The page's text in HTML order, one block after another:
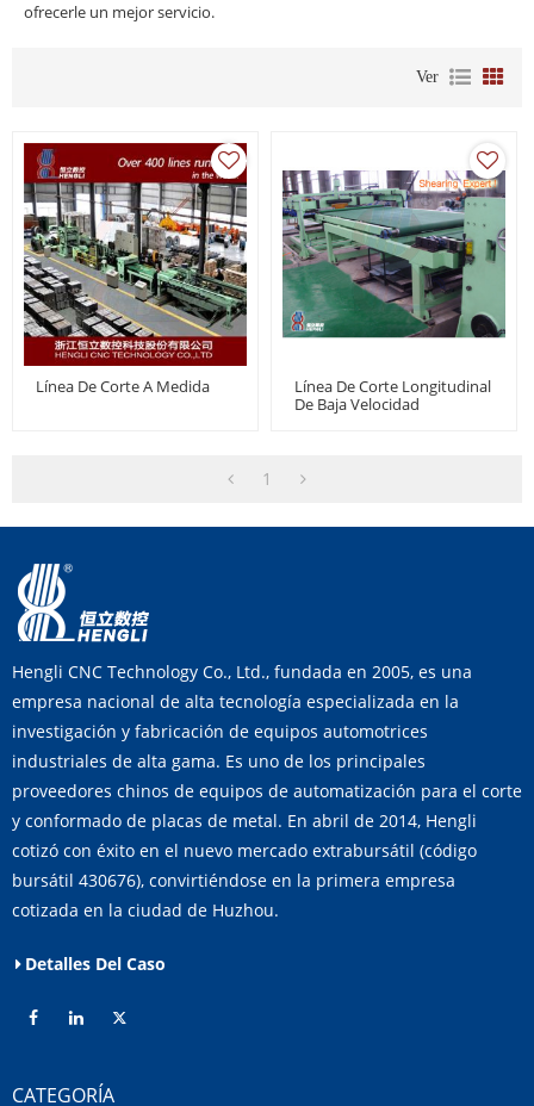
ofrecerle un mejor servicio.
Ver
Línea De Corte A Medida
Línea De Corte Longitudinal
De Baja Velocidad
1
Hengli CNC Technology Co., Ltd., fundada en 2005, es una
empresa nacional de alta tecnología especializada en la
investigación y fabricación de equipos automotrices
industriales de alta gama. Es uno de los principales
proveedores chinos de equipos de automatización para el corte
y conformado de placas de metal. En abril de 2014, Hengli
cotizó con éxito en el nuevo mercado extrabursátil (código
bursátil 430676), convirtiéndose en la primera empresa
cotizada en la ciudad de Huzhou.
Detalles Del Caso
CATEGORÍA